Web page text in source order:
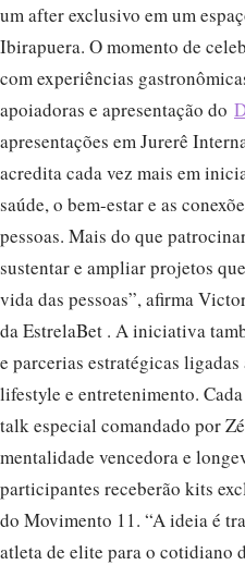
um after exclusivo em um
Ibirapuera. O momento de
com experiências
apoiadoras e apresentação do
apresentações em Jurerê
acredita cada vez mais em
saúde, o bem-estar e as
pessoas. Mais do que
sustentar e ampliar projetos
vida das pessoas”, afirma
da EstrelaBet . A iniciativa
e parcerias estratégicas
lifestyle e entretenimento.
talk especial comandado por
mentalidade vencedora e
participantes receberão kits
do Movimento 11. “A ideia é
atleta de elite para o cotidiano